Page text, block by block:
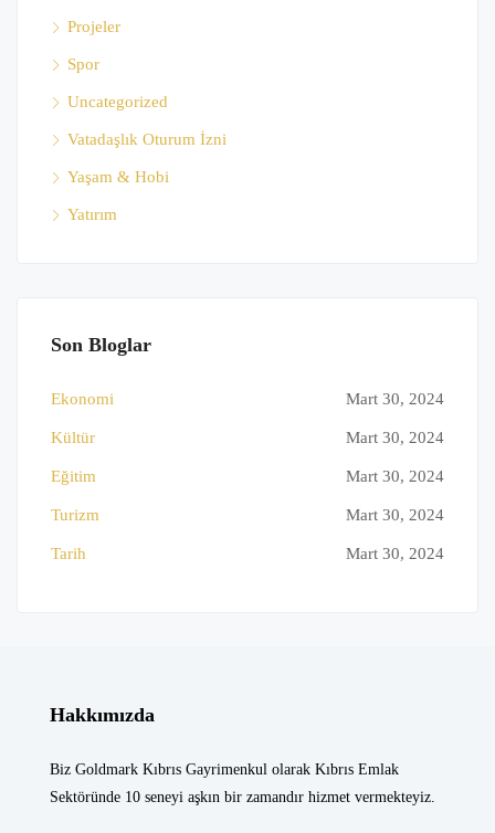
Projeler
Spor
Uncategorized
Vatadaşlık Oturum İzni
Yaşam & Hobi
Yatırım
Son Bloglar
Ekonomi Mart 30, 2024
Kültür Mart 30, 2024
Eğitim Mart 30, 2024
Turizm Mart 30, 2024
Tarih Mart 30, 2024
Hakkımızda
Biz Goldmark Kıbrıs Gayrimenkul olarak Kıbrıs Emlak
Sektöründe 10 seneyi aşkın bir zamandır hizmet vermekteyiz.